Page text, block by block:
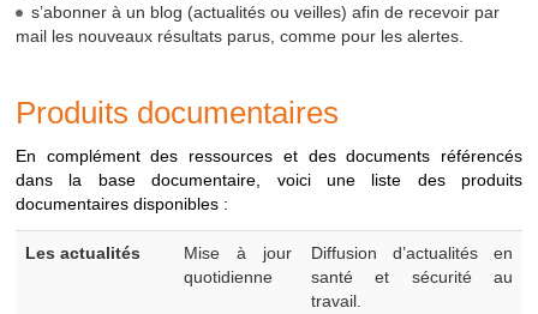
s’abonner à un blog (actualités ou veilles) afin de recevoir par
mail les nouveaux résultats parus, comme pour les alertes.
Produits documentaires
En complément des ressources et des documents référencés
dans la base documentaire, voici une liste des produits
documentaires disponibles :
documentaires
Les actualités
Mise à jour
quotidienne
Diffusion d’actualités en
santé et sécurité au
travail.